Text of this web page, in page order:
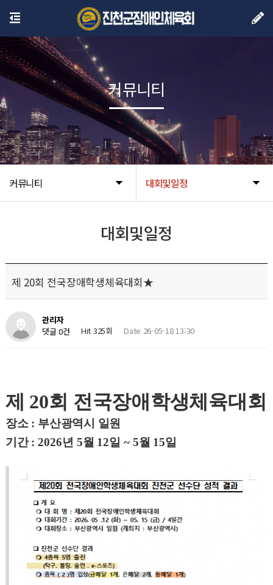
커뮤니티 대회및일정
커뮤니티
대회및일정
제 20회 전국장애학생체육대회★
관리자
댓글 0건
Hit 325회 Date 26-05-18 13:30
제 20회 전국장애학생체육대회
장소 : 부산광역시 일원
기간: 2026년 5월 12일 ~ 5월 15일